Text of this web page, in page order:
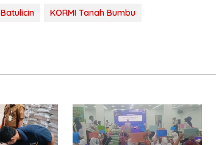
Batulicin KORMI Tanah Bumbu